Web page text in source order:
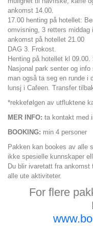
ankomst 14.00.
17.00 henting på hotellet:
omvisning, 3 retters middag
ankomst på hotellet 21.00
DAG 3. Frokost.
Henting på hotellet kl
Nasjonal park senter og
man også ta seg en runde i
lunsj i Cafeen. Transfer
*rekkefølgen av utfluktene
MER INFO: ta kontakt med
BOOKING: min 4 personer
Pakken kan bookes av alle
ikke spesielle kunnskaper
Du blir ivaretatt fra
alle ute aktiviteter.
For flere